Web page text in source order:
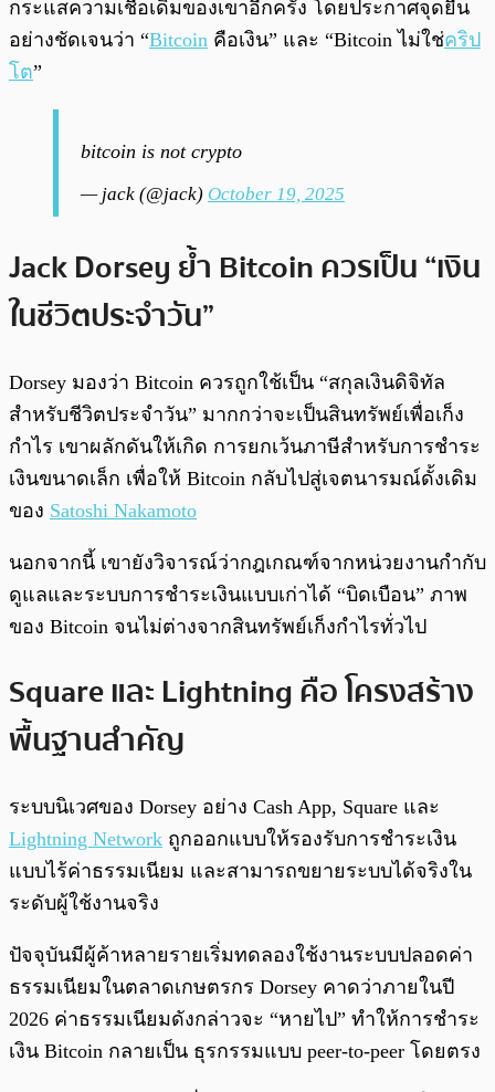
กระแสความเชื่อเดิมของเขาอีกครั้ง โดยประกาศจุดยืน
อย่างชัดเจนว่า “Bitcoin คือเงิน” และ “Bitcoin ไม่ใช่คริป
โต”
bitcoin is not crypto
— jack (@jack) October 19, 2025
Jack Dorsey ย้ำ Bitcoin ควรเป็น “เงิน
ในชีวิตประจำวัน”
Dorsey มองว่า Bitcoin ควรถูกใช้เป็น “สกุลเงินดิจิทัล
สำหรับชีวิตประจำวัน” มากกว่าจะเป็นสินทรัพย์เพื่อเก็ง
กำไร เขาผลักดันให้เกิด การยกเว้นภาษีสำหรับการชำระ
เงินขนาดเล็ก เพื่อให้ Bitcoin กลับไปสู่เจตนารมณ์ดั้งเดิม
ของ Satoshi Nakamoto
นอกจากนี้ เขายังวิจารณ์ว่ากฎเกณฑ์จากหน่วยงานกำกับ
ดูแลและระบบการชำระเงินแบบเก่าได้ “บิดเบือน” ภาพ
ของ Bitcoin จนไม่ต่างจากสินทรัพย์เก็งกำไรทั่วไป
Square และ Lightning คือ โครงสร้าง
พื้นฐานสำคัญ
ระบบนิเวศของ Dorsey อย่าง Cash App, Square และ
Lightning Network ถูกออกแบบให้รองรับการชำระเงิน
แบบไร้ค่าธรรมเนียม และสามารถขยายระบบได้จริงใน
ระดับผู้ใช้งานจริง
ปัจจุบันมีผู้ค้าหลายรายเริ่มทดลองใช้งานระบบปลอดค่า
ธรรมเนียมในตลาดเกษตรกร Dorsey คาดว่าภายในปี
2026 ค่าธรรมเนียมดังกล่าวจะ “หายไป” ทำให้การชำระ
เงิน Bitcoin กลายเป็น ธุรกรรมแบบ peer-to-peer โดยตรง